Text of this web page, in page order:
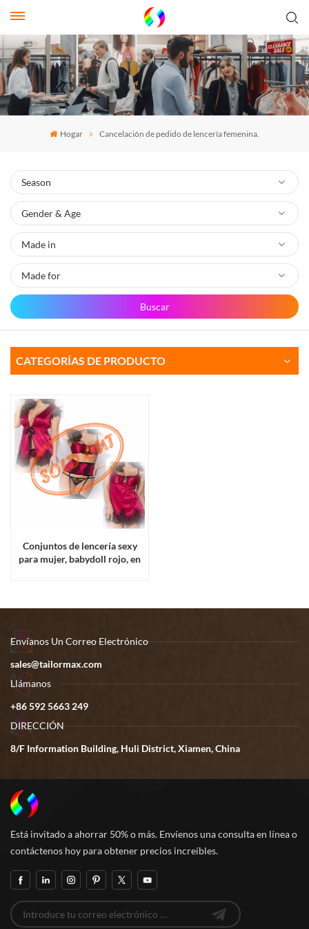
Hogar Cancelación de pedido de lencería femenina.
Buscar
CATEGORÍAS DE PRODUCTO
Conjuntos de lencería sexy
para mujer, babydoll rojo, en
Envíanos Un Correo Electrónico
sales@tailormax.com
Llámanos
+86 592 5663 249
DIRECCIÓN
8/F Information Building, Huli District, Xiamen, China
Está invitado a ahorrar 50% o más. Envíenos una consulta en línea o
contáctenos hoy para obtener precios increíbles.